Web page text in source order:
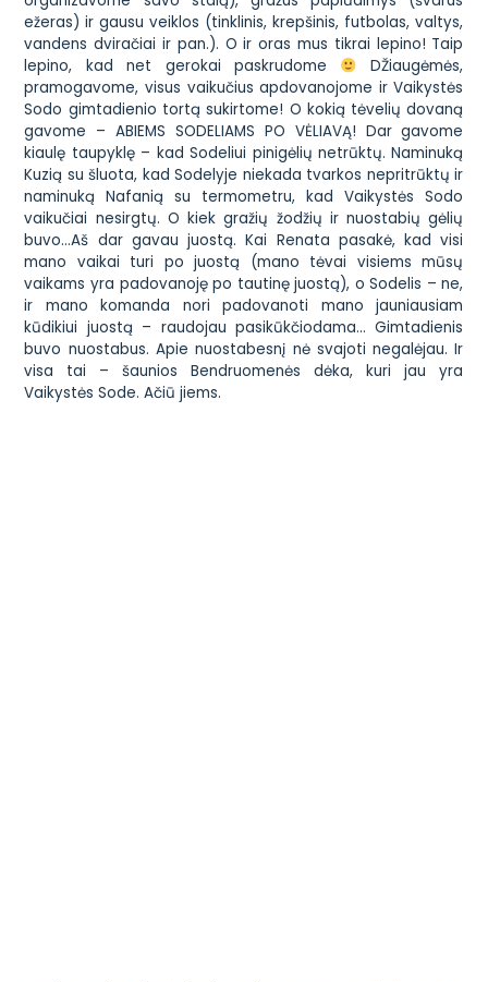
ežeras) ir gausu veiklos (tinklinis, krepšinis, futbolas, valtys,
vandens dviračiai ir pan.). O ir oras mus tikrai lepino! Taip
lepino, kad net gerokai paskrudome
DŽiaugėmės,
pramogavome, visus vaikučius apdovanojome ir Vaikystės
Sodo gimtadienio tortą sukirtome! O kokią tėvelių dovaną
gavome – ABIEMS SODELIAMS PO VĖLIAVĄ! Dar gavome
kiaulę taupyklę – kad Sodeliui pinigėlių netrūktų. Naminuką
Kuzią su šluota, kad Sodelyje niekada tvarkos nepritrūktų ir
naminuką Nafanią su termometru, kad Vaikystės Sodo
vaikučiai nesirgtų. O kiek gražių žodžių ir nuostabių gėlių
buvo…Aš dar gavau juostą. Kai Renata pasakė, kad visi
mano vaikai turi po juostą (mano tėvai visiems mūsų
vaikams yra padovanoję po tautinę juostą), o Sodelis – ne,
ir mano komanda nori padovanoti mano jauniausiam
kūdikiui juostą – raudojau pasikūkčiodama… Gimtadienis
buvo nuostabus. Apie nuostabesnį nė svajoti negalėjau. Ir
visa tai – šaunios Bendruomenės dėka, kuri jau yra
Vaikystės Sode. Ačiū jiems.